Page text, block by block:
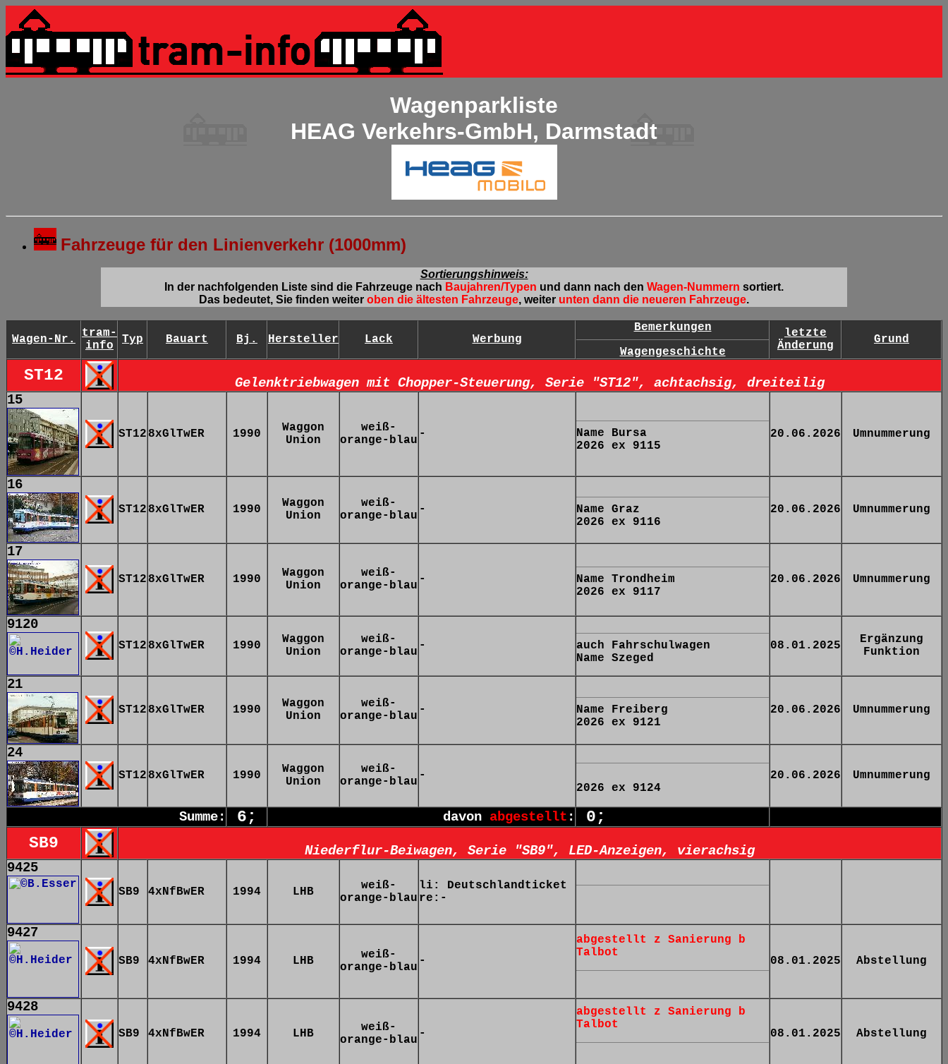
Wagenparkliste
HEAG Verkehrs-GmbH, Darmstadt
Fahrzeuge für den Linienverkehr (1000mm)
Sortierungshinweis:
In der nachfolgenden Liste sind die Fahrzeuge nach Baujahren/Typen und dann nach den Wagen-Nummern sortiert.
Das bedeutet, Sie finden weiter oben die ältesten Fahrzeuge, weiter unten dann die neueren Fahrzeuge.
Wagen-Nr.
tram-
info
Typ Bauart Bj. Hersteller Lack Werbung
Bemerkungen
Wagengeschichte
letzte
Änderung
Grund
ST12
Gelenktriebwagen mit Chopper-Steuerung, Serie "ST12", achtachsig, dreiteilig
15
ST12 8xGlTwER 1990
Waggon
Union
weiß-
orange-blau -
Name Bursa
2026 ex 9115
20.06.2026 Umnummerung
16
ST12 8xGlTwER 1990
Waggon
Union
weiß-
orange-blau -
Name Graz
2026 ex 9116
20.06.2026 Umnummerung
17
ST12 8xGlTwER 1990
Waggon
Union
weiß-
orange-blau -
Name Trondheim
2026 ex 9117
20.06.2026 Umnummerung
9120
ST12 8xGlTwER 1990
Waggon
Union
weiß-
orange-blau -
auch Fahrschulwagen
Name Szeged
08.01.2025
Ergänzung
Funktion
21
ST12 8xGlTwER 1990
Waggon
Union
weiß-
orange-blau -
Name Freiberg
2026 ex 9121
20.06.2026 Umnummerung
24
ST12 8xGlTwER 1990
Waggon
Union
weiß-
orange-blau -
2026 ex 9124
20.06.2026 Umnummerung
Summe: 6; davon abgestellt :
0;
SB9
Niederflur-Beiwagen, Serie "SB9", LED-Anzeigen, vierachsig
9425
SB9 4xNfBwER 1994 LHB
weiß-
orange-blau
li: Deutschlandticket
re:-
9427
SB9 4xNfBwER 1994 LHB
weiß-
orange-blau -
abgestellt z Sanierung b
Talbot
08.01.2025 Abstellung
9428
SB9 4xNfBwER 1994 LHB
weiß-
orange-blau -
abgestellt z Sanierung b
Talbot
08.01.2025 Abstellung